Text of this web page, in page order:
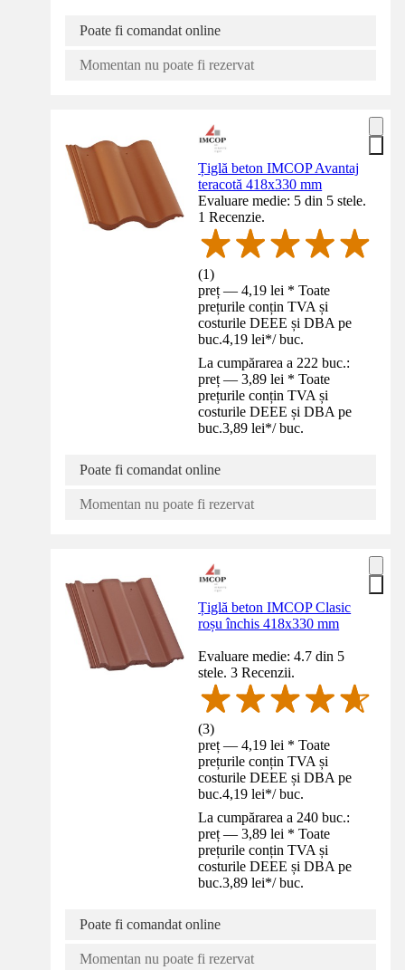
Poate fi comandat online
Momentan nu poate fi rezervat
Țiglă beton IMCOP Avantaj
teracotă 418x330 mm
Evaluare medie: 5 din 5 stele.
1 Recenzie.
(1)
preț — 4,19 lei * Toate
prețurile conțin TVA și
costurile DEEE și DBA pe
buc.4,19 lei*/ buc.
La cumpărarea a 222 buc.:
preț — 3,89 lei * Toate
prețurile conțin TVA și
costurile DEEE și DBA pe
buc.3,89 lei*/ buc.
Poate fi comandat online
Momentan nu poate fi rezervat
Țiglă beton IMCOP Clasic
roșu închis 418x330 mm
Evaluare medie: 4.7 din 5
stele. 3 Recenzii.
(3)
preț — 4,19 lei * Toate
prețurile conțin TVA și
costurile DEEE și DBA pe
buc.4,19 lei*/ buc.
La cumpărarea a 240 buc.:
preț — 3,89 lei * Toate
prețurile conțin TVA și
costurile DEEE și DBA pe
buc.3,89 lei*/ buc.
Poate fi comandat online
Momentan nu poate fi rezervat